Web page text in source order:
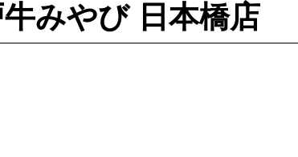
みやび 日本橋店